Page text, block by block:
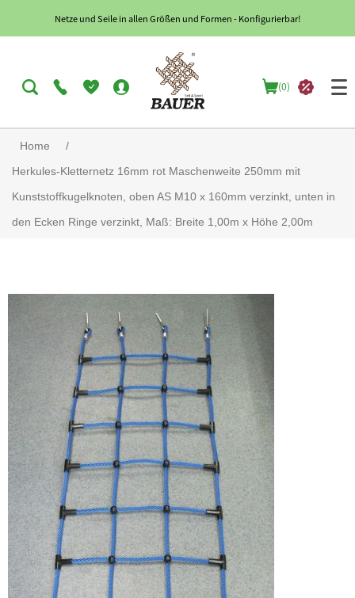
Netze und Seile in allen Größen und Formen - Konfigurierbar!
(0)
Home
/
Herkules-Kletternetz 16mm rot Maschenweite 250mm mit
Kunststoffkugelknoten, oben AS M10 x 160mm verzinkt, unten in
den Ecken Ringe verzinkt, Maß: Breite 1,00m x Höhe 2,00m